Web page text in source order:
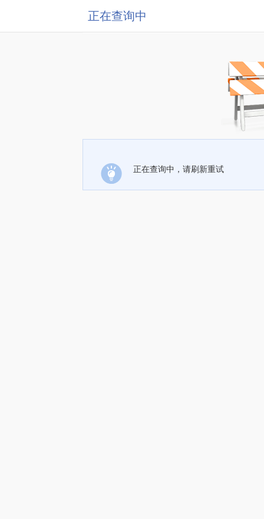
正在查询中
正在查询中，请刷新重试